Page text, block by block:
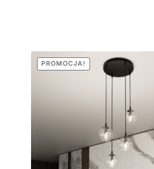
PROMOCJA!